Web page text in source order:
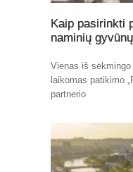
Kaip pasirinkti
naminių
Vienas iš
laikomas patikimo
partnerio